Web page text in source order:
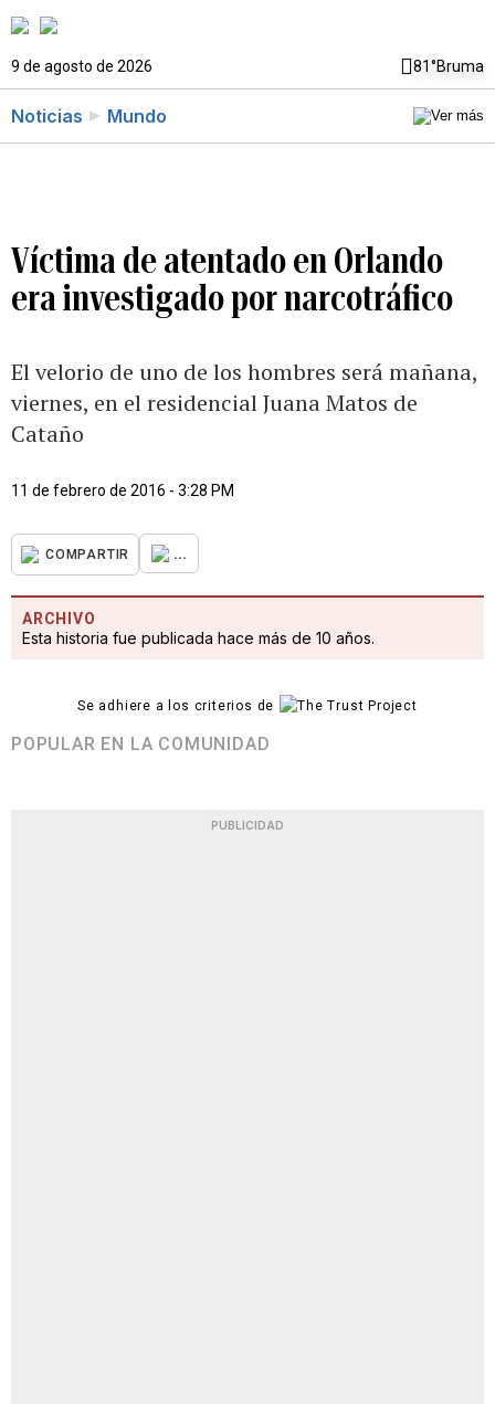
9 de agosto de 2026 81°Bruma
Noticias Mundo
Víctima de atentado en Orlando
era investigado por narcotráfico
El velorio de uno de los hombres será mañana,
viernes, en el residencial Juana Matos de
Cataño
11 de febrero de 2016 - 3:28 PM
COMPARTIR ...
ARCHIVO
Esta historia fue publicada hace más de 10 años.
Se adhiere a los criterios de
POPULAR EN LA COMUNIDAD
PUBLICIDAD